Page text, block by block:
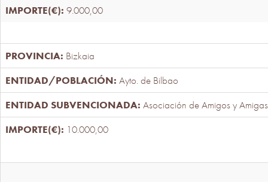
9.000,00
Bizkaia
Ayto. de Bilbao
Asociación de Amigos y
10.000,00